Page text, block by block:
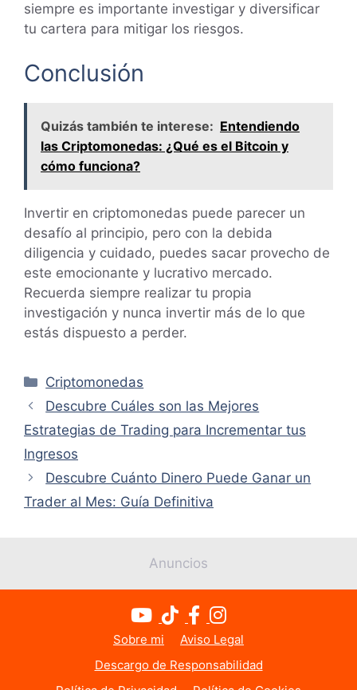
siempre es importante investigar y diversificar
tu cartera para mitigar los riesgos.
Conclusión
Quizás también te interese: Entendiendo
las Criptomonedas: ¿Qué es el Bitcoin y
cómo funciona?
Invertir en criptomonedas puede parecer un
desafío al principio, pero con la debida
diligencia y cuidado, puedes sacar provecho de
este emocionante y lucrativo mercado.
Recuerda siempre realizar tu propia
investigación y nunca invertir más de lo que
estás dispuesto a perder.
Categorías
Criptomonedas
Descubre Cuáles son las Mejores
Estrategias de Trading para Incrementar tus
Ingresos
Descubre Cuánto Dinero Puede Ganar un
Trader al Mes: Guía Definitiva
Anuncios
Sobre mi
Aviso Legal
Descargo de Responsabilidad